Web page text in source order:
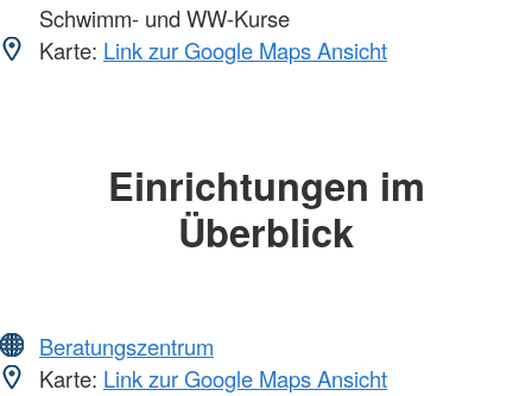
Schwimm- und WW-Kurse
Karte: Link zur Google Maps Ansicht
Einrichtungen im
Überblick
Beratungszentrum
Karte: Link zur Google Maps Ansicht